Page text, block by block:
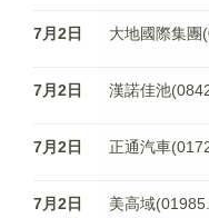
7月2日 大地國際集團
7月2日 漢諾佳池
7月2日 正通汽車
7月2日 美高域